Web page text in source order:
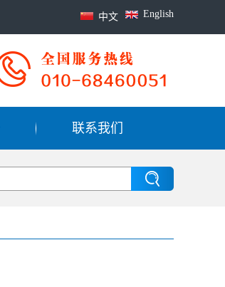
English
中文
联系我们